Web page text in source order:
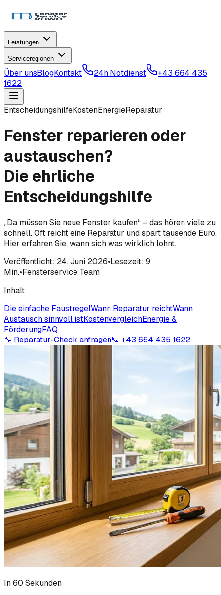
Leistungen
Serviceregionen
Über unsBlogKontakt 24h Notdienst
+43 664 435
1622
EntscheidungshilfeKostenEnergieReparatur
Fenster reparieren oder
austauschen?
Die ehrliche
Entscheidungshilfe
„Da müssen Sie neue Fenster kaufen“ – das hören viele zu
schnell. Oft reicht eine Reparatur und spart tausende Euro.
Hier erfahren Sie, wann sich was wirklich lohnt.
Veröffentlicht: 24. Juni 2026•Lesezeit: 9
Min.•Fensterservice Team
Inhalt
Die einfache FaustregelWann Reparatur reichtWann
Austausch sinnvoll istKostenvergleichEnergie &
FörderungFAQ
🔧 Reparatur-Check anfragen📞 +43 664 435 1622
In 60 Sekunden